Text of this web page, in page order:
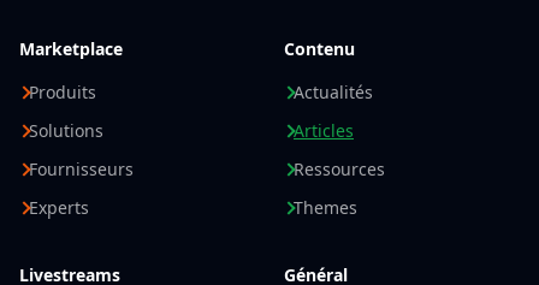
Marketplace
Produits
Solutions
Fournisseurs
Experts
Contenu
Actualités
Articles
Ressources
Themes
Livestreams Général